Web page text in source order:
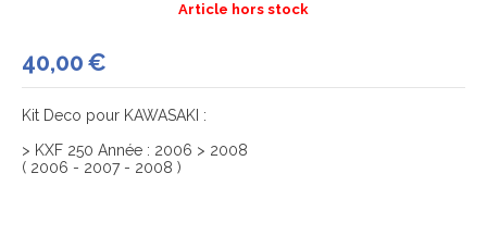
40,00€
Article hors stock
Kit Deco pour KAWASAKI :
> KXF 250 Année : 2006 > 2008
( 2006 - 2007 - 2008 )